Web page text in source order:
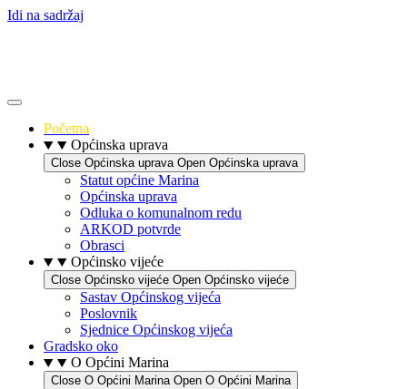
Idi na sadržaj
Početna
Općinska uprava
Close Općinska uprava Open Općinska uprava
Statut općine Marina
Općinska uprava
Odluka o komunalnom redu
ARKOD potvrde
Obrasci
Općinsko vijeće
Close Općinsko vijeće Open Općinsko vijeće
Sastav Općinskog vijeća
Poslovnik
Sjednice Općinskog vijeća
Gradsko oko
O Općini Marina
Close O Općini Marina Open O Općini Marina